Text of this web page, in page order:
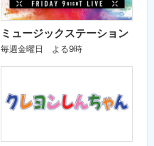
ミュージックステーション
毎週金曜日 よる9時